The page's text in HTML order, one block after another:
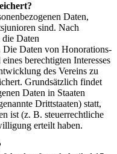
Daten,
sind. Nach
Daten
Die Daten von Honorations-
berechtigten Interesses
des Vereins zu
Grundsätzlich findet
Daten in Staaten
Drittstaaten) statt,
ist (z. B. steuerrechtliche
erteilt haben.